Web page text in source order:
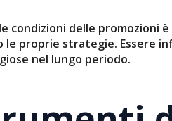
condizioni delle
le proprie strategie. Essere
nel lungo periodo.